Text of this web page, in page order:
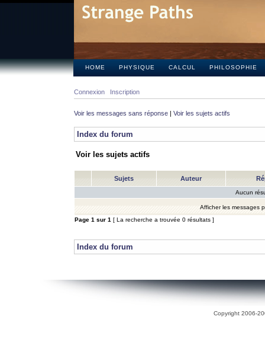
HOME PHYSIQUE CALCUL PHILOSOPHIE
Connexion Inscription
Voir les messages sans réponse | Voir les sujets actifs
Index du forum
Voir les sujets actifs
Sujets Auteur
Aucun
Afficher les messages
Page 1 sur 1 [ La recherche a trouvée 0 résultats ]
Index du forum
Copyright 2006-